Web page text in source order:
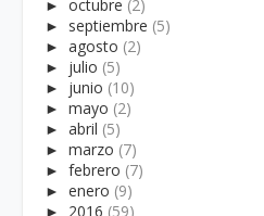
► octubre (2)
► septiembre (5)
► agosto (2)
► julio (5)
► junio (10)
► mayo (2)
► abril (5)
► marzo (7)
► febrero (7)
► enero (9)
► 2016 (59)